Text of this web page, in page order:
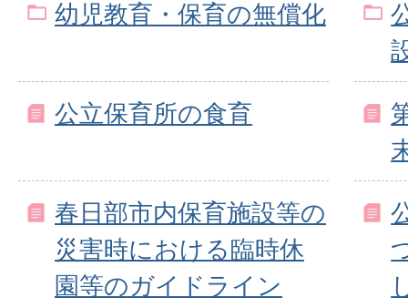
幼児教育・保育の無償化
公立保育所の食育
春日部市内保育施設等の
災害時における臨時休
園等のガイドライン